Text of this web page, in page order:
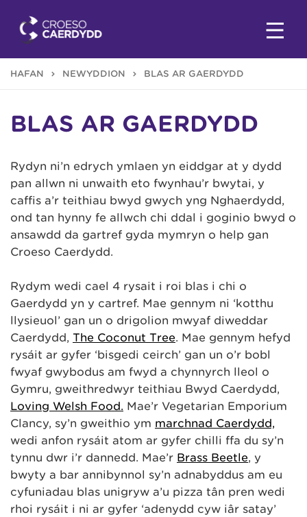
HAFAN NEWYDDION BLAS AR GAERDYDD
BLAS AR GAERDYDD
Rydyn ni’n edrych ymlaen yn eiddgar at y dydd
pan allwn ni unwaith eto fwynhau’r bwytai, y
caffis a’r teithiau bwyd gwych yng Nghaerdydd,
ond tan hynny fe allwch chi ddal i goginio bwyd o
ansawdd da gartref gyda mymryn o help gan
Croeso Caerdydd.
Rydym wedi cael 4 rysait i roi blas i chi o
Gaerdydd yn y cartref. Mae gennym ni ‘kotthu
llysieuol’ gan un o drigolion mwyaf diweddar
Caerdydd, The Coconut Tree. Mae gennym hefyd
rysáit ar gyfer ‘bisgedi ceirch’ gan un o’r bobl
fwyaf gwybodus am fwyd a chynnyrch lleol o
Gymru, gweithredwyr teithiau Bwyd Caerdydd,
Loving Welsh Food. Mae’r Vegetarian Emporium
Clancy, sy’n gweithio ym marchnad Caerdydd,
wedi anfon rysáit atom ar gyfer chilli ffa du sy’n
tynnu dŵr i’r dannedd. Mae’r Brass Beetle, y
bwyty a bar annibynnol sy’n adnabyddus am eu
cyfuniadau blas unigryw a’u pizza tân pren wedi
rhoi rysáit i ni ar gyfer ‘adenydd cyw iâr satay’